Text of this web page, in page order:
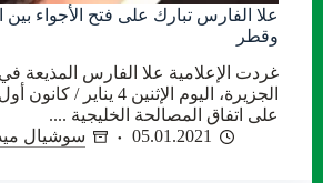
علا الفارس تبارك على فتح الأجواء بين
وقطر
غردت الإعلامية علا الفارس المذيعة
على اتفاق المصالحة الخليجية ....
05.01.2021
سوشيال